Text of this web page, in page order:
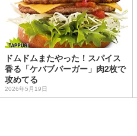
ドムドムまたやった！スパイス
香る「ケバブバーガー」肉2枚で
攻めてる
2026年5月19日